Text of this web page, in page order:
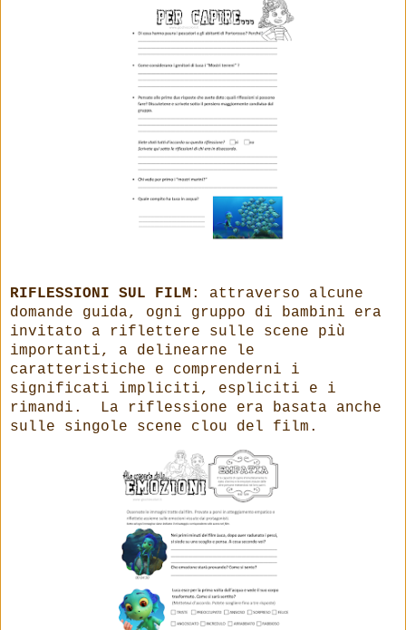
RIFLESSIONI SUL FILM : attraverso alcune
domande guida, ogni gruppo di bambini era
invitato a riflettere sulle scene più
importanti, a delinearne le
caratteristiche e comprenderni i
significati impliciti, espliciti e i
rimandi. La riflessione era basata anche
sulle singole scene clou del film.